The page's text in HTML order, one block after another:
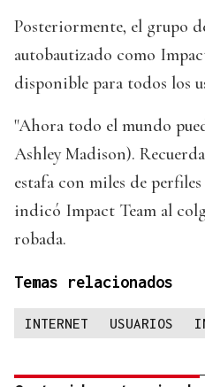
Posteriormente, el grupo
autobautizado como
disponible para todos los
"Ahora todo el mundo
Ashley Madison).
estafa con miles de
indicó Impact Team al
robada.
Temas relacionados
INTERNET USUARIOS